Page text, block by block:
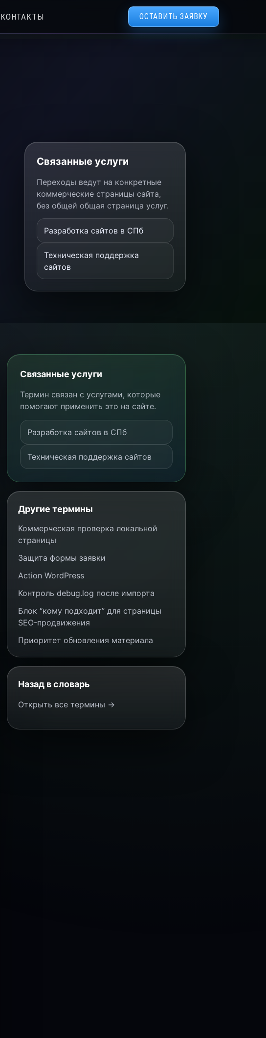
КОНТАКТЫ ОСТАВИТЬ ЗАЯВКУ
Связанные услуги
Переходы ведут на конкретные
коммерческие страницы сайта,
без общей общая страница услуг.
Разработка сайтов в СПб
Техническая поддержка
сайтов
Связанные услуги
Термин связан с услугами, которые
помогают применить это на сайте.
Разработка сайтов в СПб
Техническая поддержка сайтов
Другие термины
Коммерческая проверка локальной
страницы
Защита формы заявки
Action WordPress
Контроль debug.log после импорта
Блок “кому подходит” для страницы
SEO-продвижения
Приоритет обновления материала
Назад в словарь
Открыть все термины →